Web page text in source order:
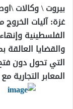
بيروت \ وكالات
غزة: آليات
الفلسطينية
والقضايا العالقة
التي تحول دون
المعابر التجارية